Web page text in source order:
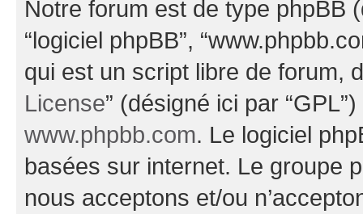
Notre forum est de type phpBB
“logiciel phpBB”,
qui est un script libre de forum,
License” (désigné ici par
www.phpbb.com. Le logiciel
basées sur internet. Le groupe
nous acceptons et/ou